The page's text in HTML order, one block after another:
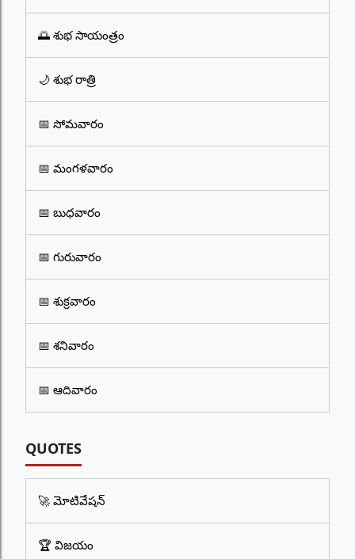
🌅 శుభ సాయంత్రం
🌙 శుభ రాత్రి
📅 సోమవారం
📅 మంగళవారం
📅 బుధవారం
📅 గురువారం
📅 శుక్రవారం
📅 శనివారం
📅 ఆదివారం
QUOTES
🚀 మోటివేషన్
🏆 విజయం